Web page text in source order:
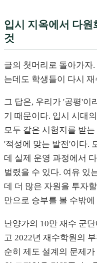
입시 지옥에서 다
것
글의 첫머리로 돌아가자
는데도 학생들이 다시
그 답은, 우리가 '공평'이
기 때문이다. 입시 시대
모두 같은 시험지를 받
'적성에 맞는 발전'이다.
데 실제 운영 과정에서
벌렸을 수 있다. 여유 있
데 더 많은 자원을 투자
만으로 승부를 볼 수밖
난양가의 10만 재수 군
고 2022년 재수학원의
순히 제도 설계의 문제